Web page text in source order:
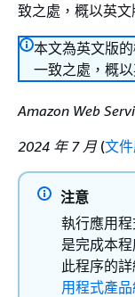
致之處，概以英文
本文為英文版
一致之處，概
Amazon Web
2024 年 7 月(文
注意
執行應用
是完成本
此程序的
用程式產